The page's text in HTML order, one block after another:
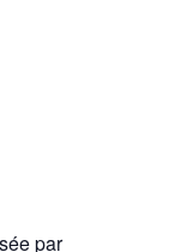
par